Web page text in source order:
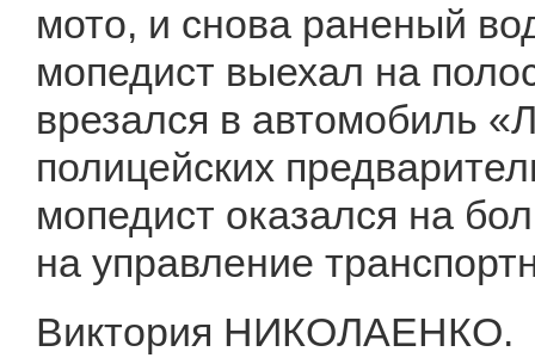
мото, и снова раненый
мопедист выехал на
врезался в автомобиль
полицейских
мопедист оказался на
на управление
Виктория НИКОЛАЕНКО.